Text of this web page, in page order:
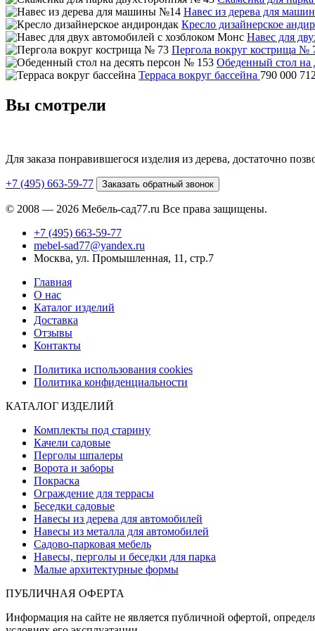
Навес из дерева для
Кресло дизайнерское
Навес для
Пергола вокруг кострища №
Обеденный стол на
Терраса вокруг бассейна 790 000
Вы смотрели
Для заказа понравившегося изделия из дерева, достаточно
+7 (495) 663-59-77 Заказать обратный звонок
© 2008 — 2026 Мебель-сад77.ru Все права защищены.
+7 (495) 663-59-77
mebel-sad77@yandex.ru
Москва, ул. Промышленная, 11, стр.7
Главная
О нас
Каталог изделий
Доставка
Отзывы
Контакты
Политика использования cookies
Политика конфиденциальности
КАТАЛОГ ИЗДЕЛИЙ
Комплекты под старину
Качели садовые
Перголы шпалеры
Ворота и заборы
Покраска
Ограждение для террасы
Беседки садовые
Навесы из дерева для автомобилей
Навесы из металла для автомобилей
Садово-парковая мебель
Навесы, перголы и беседки для парка
Малые архитектурные формы
ПУБЛИЧНАЯ ОФЕРТА
Информация на сайте не является публичной офертой,